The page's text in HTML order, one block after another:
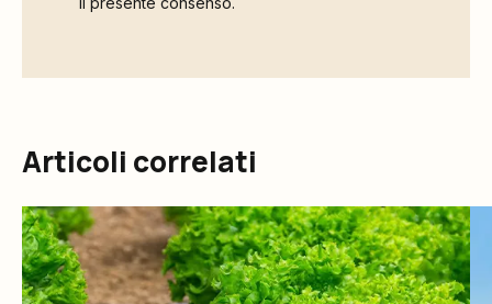
Articoli correlati